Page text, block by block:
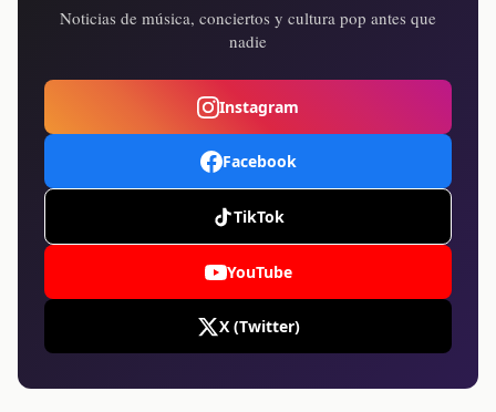
Noticias de música, conciertos y cultura pop antes que
nadie
Instagram
Facebook
TikTok
YouTube
X (Twitter)